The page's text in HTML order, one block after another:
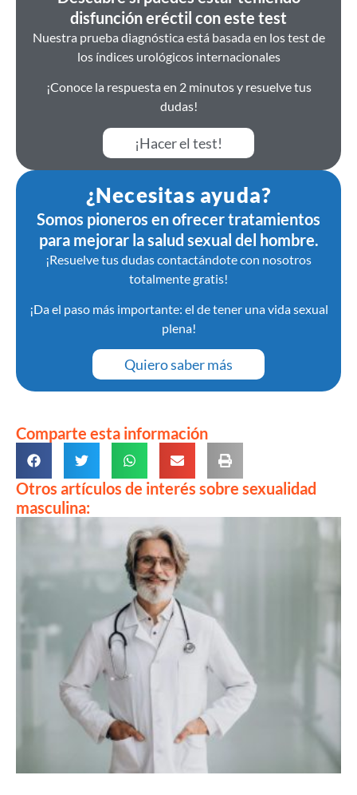
disfunción eréctil con este test
Nuestra prueba diagnóstica está basada en los test de
los índices urológicos internacionales
¡Conoce la respuesta en 2 minutos y resuelve tus
dudas!
¡Hacer el test!
¿Necesitas ayuda?
Somos pioneros en ofrecer tratamientos
para mejorar la salud sexual del hombre.
¡Resuelve tus dudas contactándote con nosotros
totalmente gratis!
¡Da el paso más importante: el de tener una vida sexual
plena!
Quiero saber más
Comparte esta información
Otros artículos de interés sobre sexualidad
masculina: